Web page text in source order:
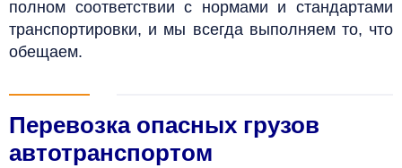
полном соответствии с нормами и стандартами
транспортировки, и мы всегда выполняем то, что
обещаем.
Перевозка опасных грузов
автотранспортом